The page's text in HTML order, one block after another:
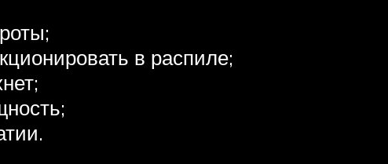
в распиле;